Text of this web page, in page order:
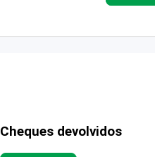
Cheques devolvidos